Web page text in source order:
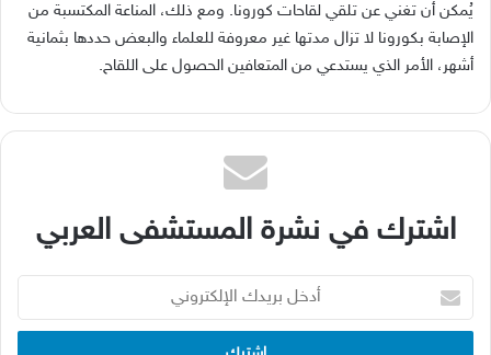
يُمكن أن تغني عن تلقي لقاحات كورونا. ومع ذلك، المناعة المكتسبة من
الإصابة بكورونا لا تزال مدتها غير معروفة للعلماء والبعض حددها بثمانية
أشهر، الأمر الذي يستدعي من المتعافين الحصول على اللقاح.
اشترك في نشرة المستشفى العربي
بريدك
الإلكتروني